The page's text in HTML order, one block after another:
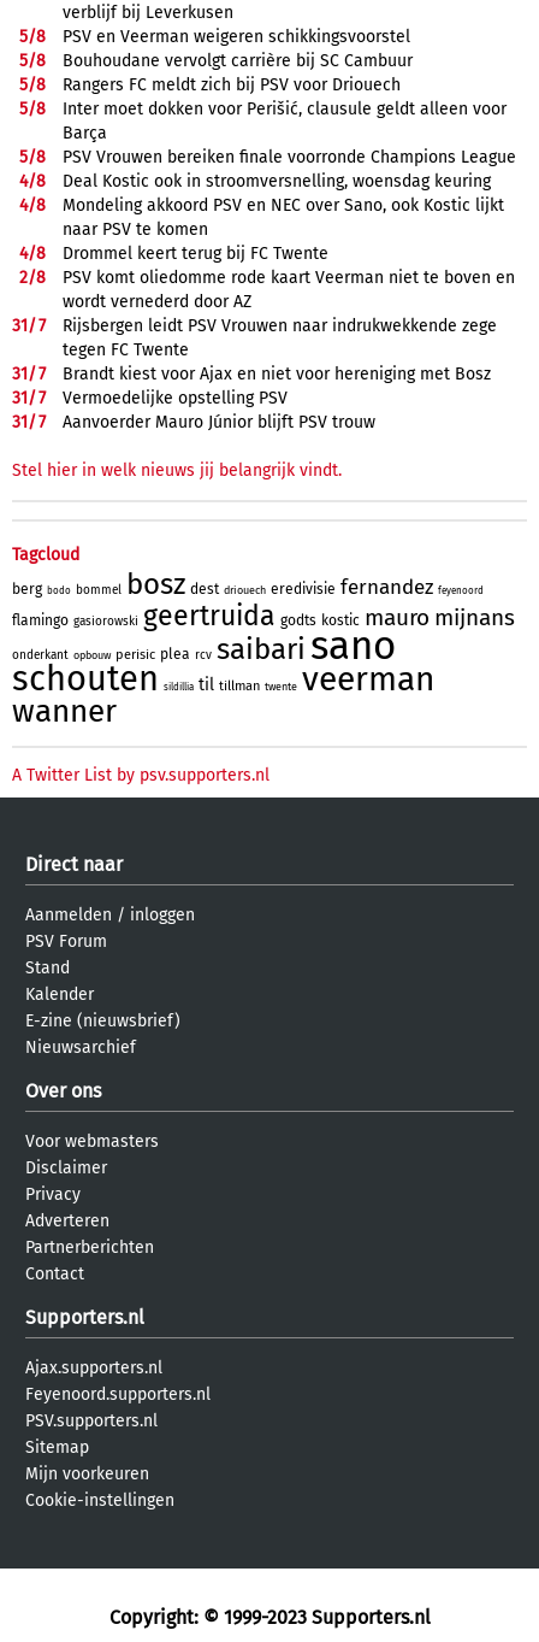
verblijf bij Leverkusen
5/8
PSV en Veerman weigeren schikkingsvoorstel
5/8
Bouhoudane vervolgt carrière bij SC Cambuur
5/8
Rangers FC meldt zich bij PSV voor Driouech
5/8
Inter moet dokken voor Perišić, clausule geldt alleen voor
Barça
5/8
PSV Vrouwen bereiken finale voorronde Champions League
4/8
Deal Kostic ook in stroomversnelling, woensdag keuring
4/8
Mondeling akkoord PSV en NEC over Sano, ook Kostic lijkt
naar PSV te komen
4/8
Drommel keert terug bij FC Twente
2/8
PSV komt oliedomme rode kaart Veerman niet te boven en
wordt vernederd door AZ
31/7
Rijsbergen leidt PSV Vrouwen naar indrukwekkende zege
tegen FC Twente
31/7
Brandt kiest voor Ajax en niet voor hereniging met Bosz
31/7
Vermoedelijke opstelling PSV
31/7 Aanvoerder Mauro Júnior blijft PSV trouw
Stel hier in welk nieuws jij belangrijk vindt.
Tagcloud
berg bodo bommel bosz dest driouech eredivisie fernandez feyenoord
flamingo gasiorowski geertruida godts kostic mauro mijnans
onderkant opbouw perisic plea rcv saibari sano
schouten sildillia til tillman twente veerman
wanner
A Twitter List by psv.supporters.nl
Direct naar
Aanmelden / inloggen
PSV Forum
Stand
Kalender
E-zine (nieuwsbrief)
Nieuwsarchief
Over ons
Voor webmasters
Disclaimer
Privacy
Adverteren
Partnerberichten
Contact
Supporters.nl
Ajax.supporters.nl
Feyenoord.supporters.nl
PSV.supporters.nl
Sitemap
Mijn voorkeuren
Cookie-instellingen
Copyright: © 1999-2023 Supporters.nl